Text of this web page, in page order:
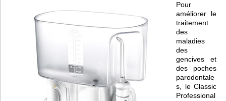
Pour
améliorer le
traitement
des
maladies
des
gencives et
des poches
parodontale
s, le Classic
Professional